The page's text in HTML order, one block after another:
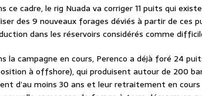
ce cadre, le rig Nuada va corriger 11 puits qui
des 9 nouveaux forages déviés à partir de ces
dans les réservoirs considérés comme
la campagne en cours, Perenco a déjà foré 24
à offshore), qui produisent autour de 200
d’au moins 30 ans et leur retraitement en